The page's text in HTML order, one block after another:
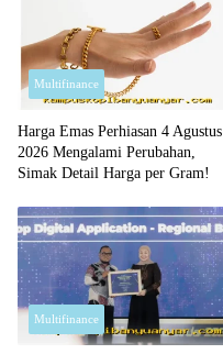
Multifinance
Harga Emas Perhiasan 4 Agustus
2026 Mengalami Perubahan,
Simak Detail Harga per Gram!
Multifinance